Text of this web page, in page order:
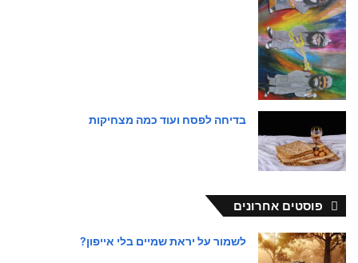
בדיחה לפסח ועוד כמה מצחיקות
פוסטים אחרונים
לשמור על יראת שמיים בלי אייפון?